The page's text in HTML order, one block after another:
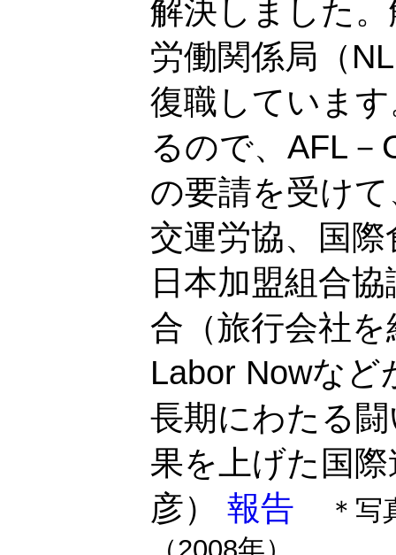
解決しました
労働関係局（
復職していま
るので、AFL－
の要請を受け
交運労協、国
日本加盟組合
合（旅行会社
Labor Nowな
長期にわたる
果を上げた国
彦） 報告
＊